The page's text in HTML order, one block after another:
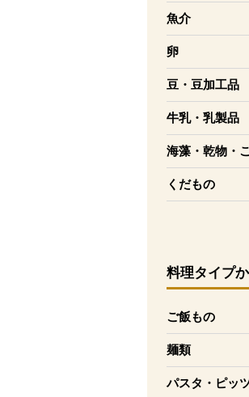
魚介
を開く
卵
を開く
豆・豆加工品
を開く
牛乳・乳製品
を開く
海藻・乾物・
を開く
くだもの
を開く
料理タイプ
ご飯もの
を開く
麺類
を開く
パスタ・ピッ
を開く